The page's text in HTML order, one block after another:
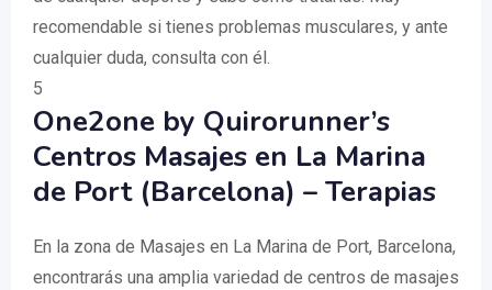
recomendable si tienes problemas musculares, y ante
cualquier duda, consulta con él.
5
One2one by Quirorunner’s
Centros Masajes en La Marina
de Port (Barcelona) – Terapias
En la zona de Masajes en La Marina de Port, Barcelona,
encontrarás una amplia variedad de centros de masajes